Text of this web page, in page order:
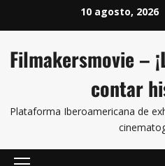
10 agosto, 2026
Filmakersmovie –
contar
Plataforma Iberoamericana de